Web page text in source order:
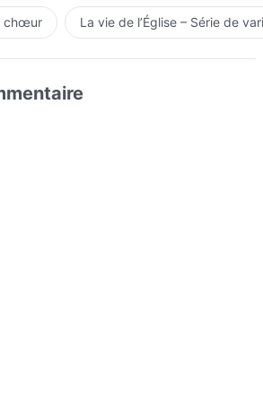
chœur La vie de l’Église – Série de